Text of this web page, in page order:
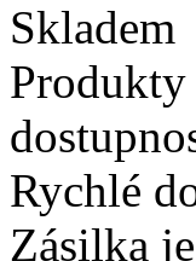
Skladem
Produkty
Rychlé
Zásilka